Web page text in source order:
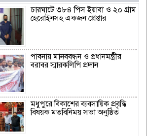
চারঘাটে ৩৮৪ পিস ইয়াবা ও ২০ গ্রাম
হেরোইনসহ একজন গ্রেপ্তার
পাবনায় মানববন্ধন ও প্রধানমন্ত্রীর
বরাবর স্মারকলিপি প্রদান
মধুপুরে বিকাশের ব্যবসায়িক প্রবৃদ্ধি
বিষয়ক মতবিনিময় সভা অনুষ্ঠিত